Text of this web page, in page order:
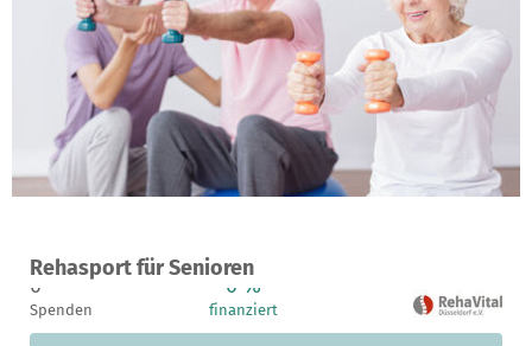
Rehasport für Senioren
Ein Projekt in Düsseldorf, Deutschland
0
Spenden
0 %
finanziert fehlen noch